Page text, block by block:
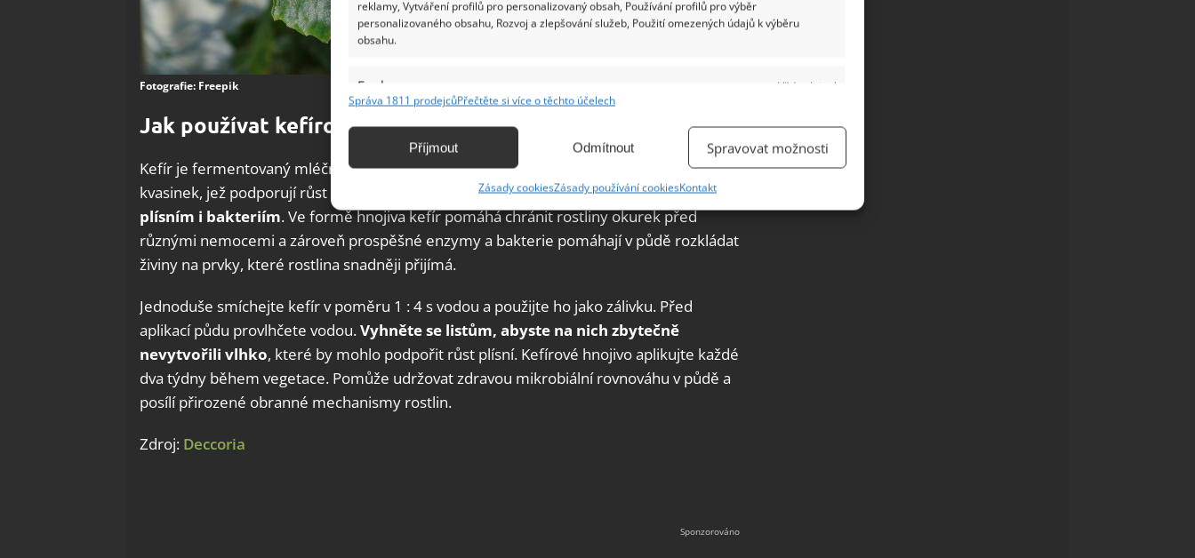
reklamy, Vytváření profilů pro personalizovaný obsah, Používání profilů pro výběr
personalizovaného obsahu, Rozvoj a zlepšování služeb, Použití omezených údajů k výběru
obsahu.
Funkce
Vždy aktivní
Identifikace zařízení na základě automaticky přenášených informací.
základě aktivně vyžádaných informací.
Zajištění bezpečnosti, předcházení a zjišťování podvodů a
odstraňování chyb, Poskytování a zobrazování reklamy a obsahu,
Správa 1811 prodejcůPřečtěte si více o těchto účelech
Příjmout Odmítnout Spravovat možnosti
Zásady cookiesZásady používání cookiesKontakt
Fotografie: Freepik
Jak používat kefírové hnojivo
Kefír je fermentovaný mléčný nápoj, který obsahuje prospěšné bakterie a kmeny
kvasinek, jež podporují růst rostlin a
bojují proti škodlivým patogenům, houbám,
plísním i bakteriím. Ve formě hnojiva kefír pomáhá chránit rostliny okurek před
různými nemocemi a zároveň prospěšné enzymy a bakterie pomáhají v půdě rozkládat
živiny na prvky, které rostlina snadněji přijímá.
Jednoduše smíchejte kefír v poměru 1 : 4 s vodou a použijte ho jako zálivku. Před
aplikací půdu provlhčete vodou.Vyhněte se listům, abyste na nich zbytečně
nevytvořili vlhko, které by mohlo podpořit růst plísní. Kefírové hnojivo aplikujte každé
dva týdny během vegetace. Pomůže udržovat zdravou mikrobiální rovnováhu v půdě a
posílí přirozené obranné mechanismy rostlin.
Zdroj: Deccoria